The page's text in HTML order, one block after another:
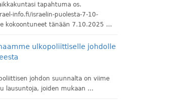
tapahtuma os.
info.fi/israelin-puolesta-7-10-
kokoontuneet tänään 7.10.2025 …
ulkopoliittiselle johdolle
johdon suunnalta on viime
lausuntoja, joiden mukaan …